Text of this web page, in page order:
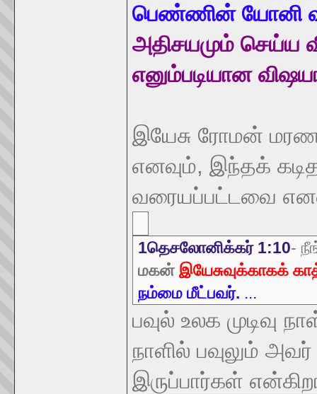
பெண்ணின் யோனி
அதிசயமும் செய்ய
எனும்படியான
இயேசு ரோமன்
எனவும், இந்தக்
வரையப்பட்டவை
1தெசலோனிக்கர் 1:10-
மகன்இயேசுவுக்காகக்
நம்மை மீட்பவர். ...
பவுல் உலக முடிவு
நாளில் பவுலும்
இருப்பார்கள்